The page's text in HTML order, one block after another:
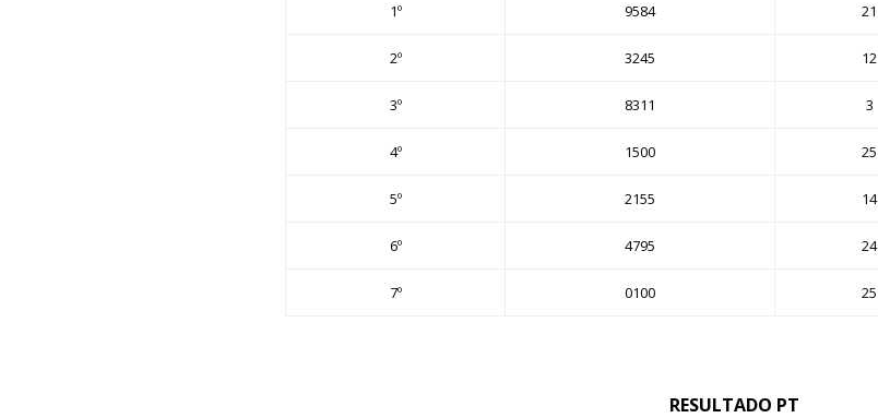
1º 9584 21
2º 3245 12
3º 8311 3
4º 1500 25
5º 2155 14
6º 4795 24
7º 0100 25
RESULTADO PT